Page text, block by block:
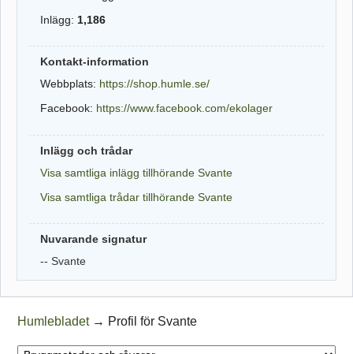
Inlägg: 1,186
Kontakt-information
Webbplats: https://shop.humle.se/
Facebook: https://www.facebook.com/ekolager
Inlägg och trådar
Visa samtliga inlägg tillhörande Svante
Visa samtliga trådar tillhörande Svante
Nuvarande signatur
-- Svante
Humlebladet → Profil för Svante